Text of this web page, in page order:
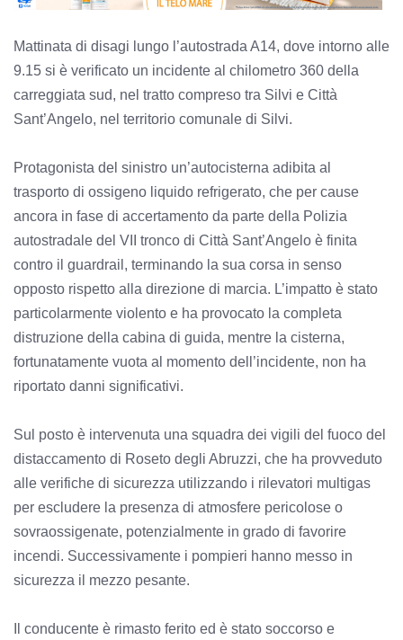
Mattinata di disagi lungo l’autostrada A14, dove intorno alle
9.15 si è verificato un incidente al chilometro 360 della
carreggiata sud, nel tratto compreso tra Silvi e Città
Sant’Angelo, nel territorio comunale di Silvi.
Protagonista del sinistro un’autocisterna adibita al
trasporto di ossigeno liquido refrigerato, che per cause
ancora in fase di accertamento da parte della Polizia
autostradale del VII tronco di Città Sant’Angelo è finita
contro il guardrail, terminando la sua corsa in senso
opposto rispetto alla direzione di marcia. L’impatto è stato
particolarmente violento e ha provocato la completa
distruzione della cabina di guida, mentre la cisterna,
fortunatamente vuota al momento dell’incidente, non ha
riportato danni significativi.
Sul posto è intervenuta una squadra dei vigili del fuoco del
distaccamento di Roseto degli Abruzzi, che ha provveduto
alle verifiche di sicurezza utilizzando i rilevatori multigas
per escludere la presenza di atmosfere pericolose o
sovraossigenate, potenzialmente in grado di favorire
incendi. Successivamente i pompieri hanno messo in
sicurezza il mezzo pesante.
Il conducente è rimasto ferito ed è stato soccorso e